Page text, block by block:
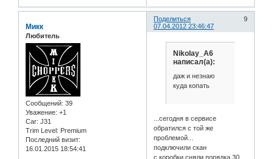
Поделиться
9
07.04.2012 23:46:47
Микк
Любитель
Сообщений: 39
Уважение: +1
Car: J31
Trim Level: Premium
Последний визит:
16.01.2015 18:54:41
Nikolay_A6
написал(а):
даж и незнаю
куда копать
...сегодня в сервисе
обратился с той же
проблемой...
подключили скан
с коробки сняли порядка 30